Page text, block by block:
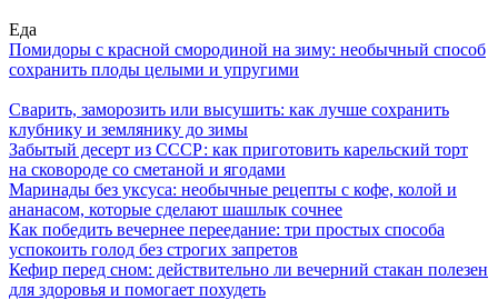
Еда
Помидоры с красной смородиной на зиму: необычный способ
сохранить плоды целыми и упругими
Сварить, заморозить или высушить: как лучше сохранить
клубнику и землянику до зимы
Забытый десерт из СССР: как приготовить карельский торт
на сковороде со сметаной и ягодами
Маринады без уксуса: необычные рецепты с кофе, колой и
ананасом, которые сделают шашлык сочнее
Как победить вечернее переедание: три простых способа
успокоить голод без строгих запретов
Кефир перед сном: действительно ли вечерний стакан полезен
для здоровья и помогает похудеть